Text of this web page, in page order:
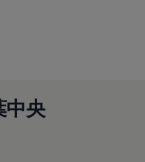
びフルード類
中央